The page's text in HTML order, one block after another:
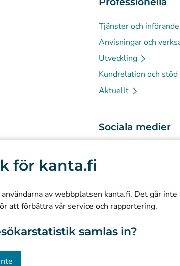
för kanta.fi
av webbplatsen kanta.fi. Det går
att förbättra vår service och rapportering.
samlas in?
Tjänster och
Anvisningar och
Utveckling
Kundrelation och stöd
Aktuellt
Sociala medier